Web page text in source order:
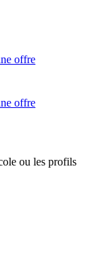
offre
offre
ou les profils